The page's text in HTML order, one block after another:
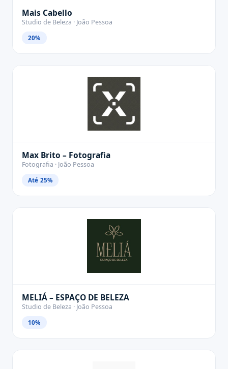
Mais Cabello
Studio de Beleza · João Pessoa
20%
Max Brito – Fotografia
Fotografia · João Pessoa
Até 25%
MELIÁ – ESPAÇO DE BELEZA
Studio de Beleza · João Pessoa
10%